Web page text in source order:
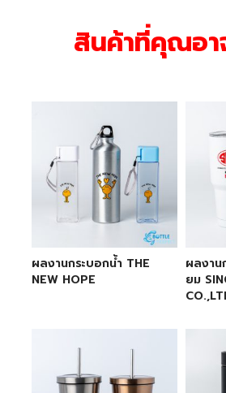
สินค้าที่คุณอา
ผลงานกระบอกน้ำ THE
NEW HOPE
ผลงาน
ยม